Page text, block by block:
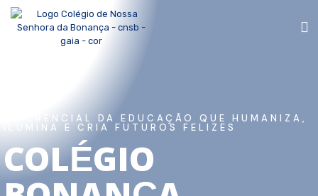
REFERENCIAL DA EDUCAÇÃO QUE HUMANIZA,
ILUMINA E CRIA FUTUROS FELIZES
COLÉGIO